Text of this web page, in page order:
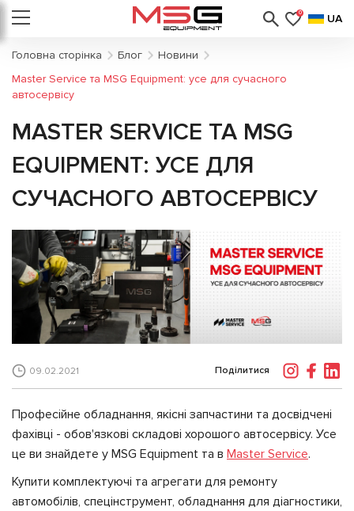
0 UA
Головна сторінка Блог
Новини
Master Service та MSG Equipment: усе для сучасного
автосервісу
MASTER SERVICE ТА MSG
EQUIPMENT: УСЕ ДЛЯ
СУЧАСНОГО АВТОСЕРВІСУ
09.02.2021 Поділитися
Професійне обладнання, якісні запчастини та досвідчені
фахівці - обов'язкові складові хорошого автосервісу. Усе
це ви знайдете у MSG Equipment та в Master Service.
Купити комплектуючі та агрегати для ремонту
автомобілів, спецінструмент, обладнання для діагностики,